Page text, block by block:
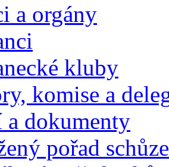
a orgány
kluby
komise a
a dokumenty
pořad schůze